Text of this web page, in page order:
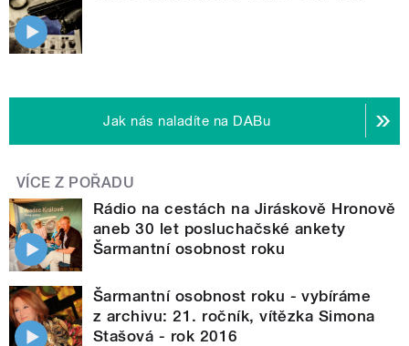
Jak nás naladíte na DABu
VÍCE Z POŘADU
Rádio na cestách na Jiráskově Hronově
aneb 30 let posluchačské ankety
Šarmantní osobnost roku
Šarmantní osobnost roku - vybíráme
z archivu: 21. ročník, vítězka Simona
Stašová - rok 2016